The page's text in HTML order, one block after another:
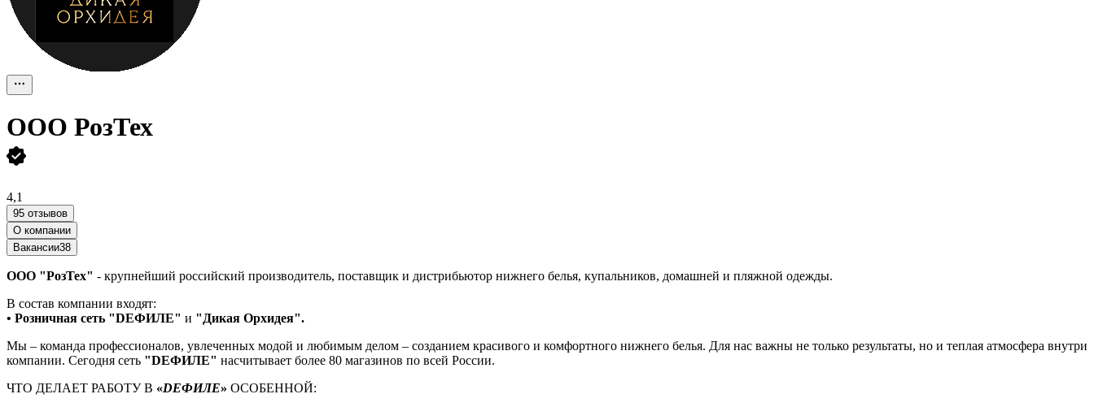
ООО РозТех
4,1
95 отзывов
О компании
Вакансии38
ООО "РозТех" - крупнейший российский производитель, поставщик и дистрибьютор нижнего белья, купальников, домашней и пляжной одежды.
В состав компании входят:
• Розничная сеть "DЕФИЛЕ" и "Дикая Орхидея".
Мы – команда профессионалов, увлеченных модой и любимым делом – созданием красивого и комфортного нижнего белья. Для нас важны не только результаты, но и теплая атмосфера внутри
компании. Сегодня сеть "DЕФИЛЕ" насчитывает более 80 магазинов по всей России.
ЧТО ДЕЛАЕТ РАБОТУ В «DЕФИЛЕ» ОСОБЕННОЙ: